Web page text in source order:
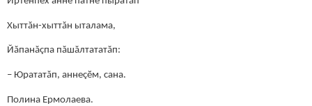
Хыттăн-хыттăн ыталама,
Йăпанăçпа пăшăлтататăп:
– Юрататăп, аннеçӗм, сана.
Полина Ермолаева.